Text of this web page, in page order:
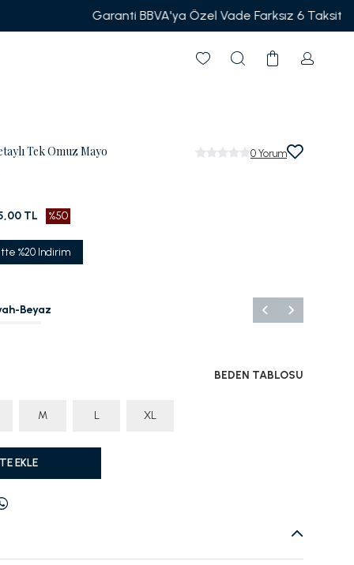
Tek Omuz Mayo 0 Yorum
TL %50
%20 Indirim
Beyaz
BEDEN TABLOSU
M L XL
EKLE